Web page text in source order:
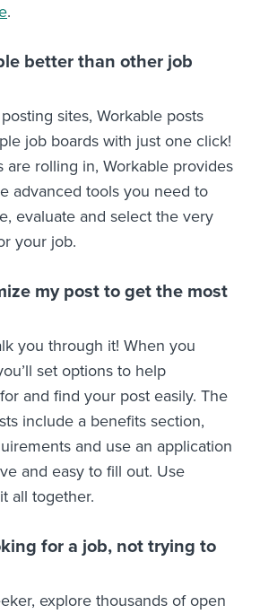
.
better than other job
sites, Workable posts
job boards with just one click!
are rolling in, Workable provides
advanced tools you need to
evaluate and select the very
your job.
my post to get the most
you through it! When you
set options to help
and find your post easily. The
include a benefits section,
and use an application
and easy to fill out. Use
all together.
for a job, not trying to
explore thousands of open